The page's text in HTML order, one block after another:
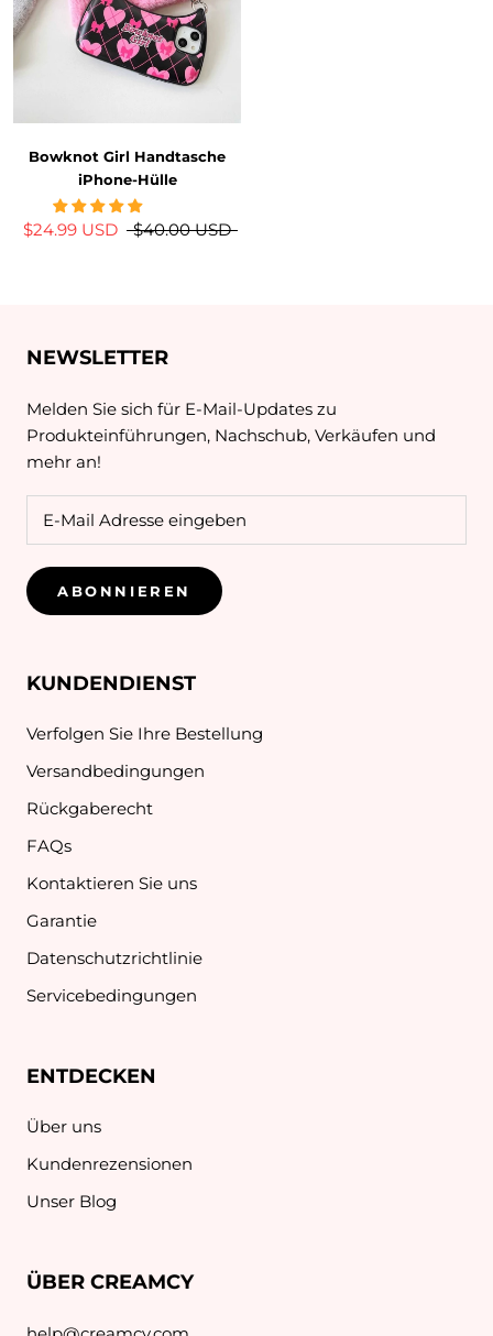
Bowknot Girl Handtasche
iPhone-Hülle
$24.99 USD $40.00 USD
NEWSLETTER
Melden Sie sich für E-Mail-Updates zu
Produkteinführungen, Nachschub, Verkäufen und
mehr an!
ABONNIEREN
KUNDENDIENST
Verfolgen Sie Ihre Bestellung
Versandbedingungen
Rückgaberecht
FAQs
Kontaktieren Sie uns
Garantie
Datenschutzrichtlinie
Servicebedingungen
ENTDECKEN
Über uns
Kundenrezensionen
Unser Blog
ÜBER CREAMCY